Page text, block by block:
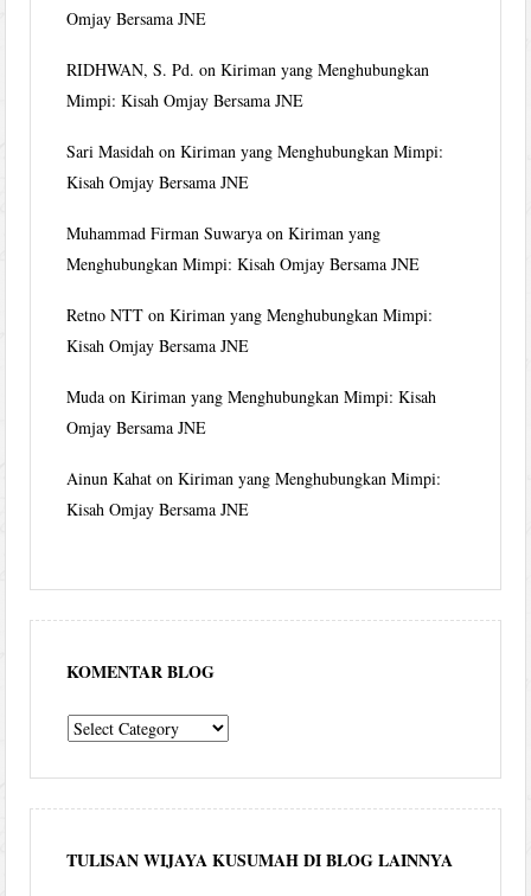
Omjay Bersama JNE
RIDHWAN, S. Pd. onKiriman yang Menghubungkan
Mimpi: Kisah Omjay Bersama JNE
Sari Masidah onKiriman yang Menghubungkan Mimpi:
Kisah Omjay Bersama JNE
Muhammad Firman Suwarya onKiriman yang
Menghubungkan Mimpi: Kisah Omjay Bersama JNE
Retno NTT onKiriman yang Menghubungkan Mimpi:
Kisah Omjay Bersama JNE
Muda onKiriman yang Menghubungkan Mimpi: Kisah
Omjay Bersama JNE
Ainun Kahat onKiriman yang Menghubungkan Mimpi:
Kisah Omjay Bersama JNE
KOMENTAR BLOG
komentar
TULISAN WIJAYA KUSUMAH DI BLOG LAINNYA